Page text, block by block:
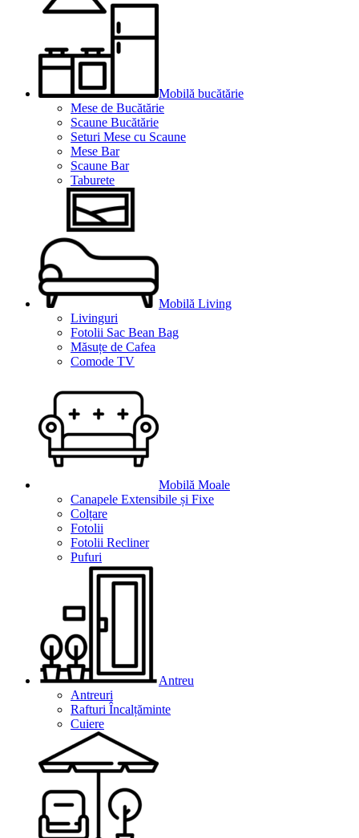
Mobilă bucătărie
Mese de Bucătărie
Scaune Bucătărie
Seturi Mese cu Scaune
Mese Bar
Scaune Bar
Taburete
Mobilă Living
Livinguri
Fotolii Sac Bean Bag
Măsuțe de Cafea
Comode TV
Mobilă Moale
Canapele Extensibile și Fixe
Colțare
Fotolii
Fotolii Recliner
Pufuri
Antreu
Antreuri
Rafturi Încalțăminte
Cuiere